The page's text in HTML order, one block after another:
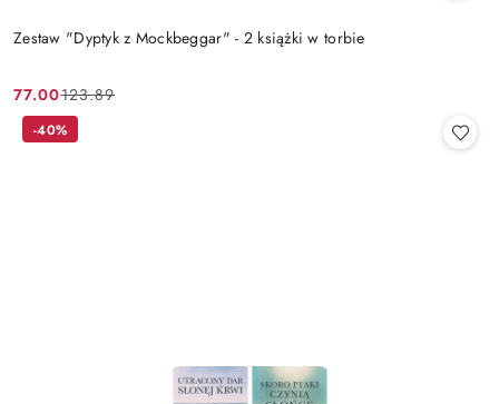
Zestaw "Dyptyk z Mockbeggar" - 2 książki w torbie
Cena
promocyjna:
77.00
Cena
przed
123.89
-40%